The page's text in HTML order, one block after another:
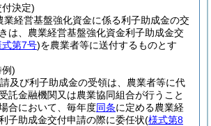
決定)
業経営基盤強化資金に係る利子助成金の交
は、農業経営基盤強化資金利子助成金交
式第7号)を農業者等に送付するものとす
)
及び利子助成金の受領は、農業者等に代
託金融機関又は農業協同組合が行うこと
合において、毎年度同条に定める農業経
子助成金交付申請の際に委任状(様式第8